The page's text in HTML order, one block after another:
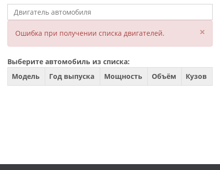
Ошибка при получении списка двигателей. ×
Выберите автомобиль из списка:
Модель
Год выпуска Мощность Объём Кузов